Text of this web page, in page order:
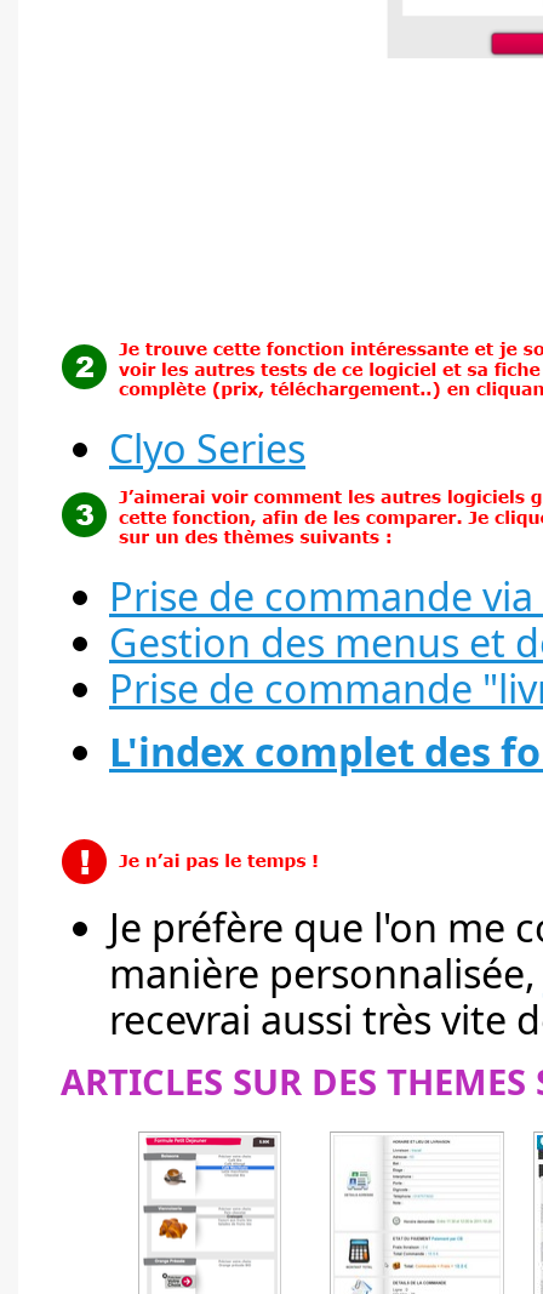
Clyo Series
Prise de commande
Gestion des menus et
Prise de commande
L'index complet des
Je préfère que l'on me
manière
recevrai aussi très vite
ARTICLES SUR DES